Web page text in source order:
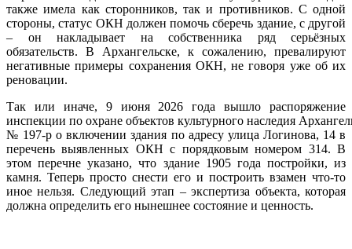
также имела как сторонников, так и противников. С одной
стороны, статус ОКН должен помочь сберечь здание, с другой
– он накладывает на собственника ряд серьёзных
обязательств. В Архангельске, к сожалению, превалируют
негативные примеры сохранения ОКН, не говоря уже об их
реновации.
Так или иначе, 9 июня 2026 года вышло распоряжение
инспекции по охране объектов культурного наследия
№ 197-р о включении здания по адресу улица Логинова, 14 в
перечень выявленных ОКН с порядковым номером 314. В
этом перечне указано, что здание 1905 года постройки, из
камня. Теперь просто снести его и построить взамен что-то
иное нельзя. Следующий этап – экспертиза объекта, которая
должна определить его нынешнее состояние и ценность.